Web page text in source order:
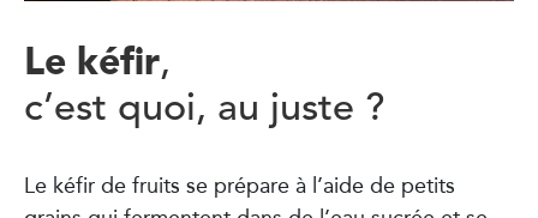
Le kéfir,
c’est quoi, au juste ?
Le kéfir de fruits se prépare à l’aide de petits